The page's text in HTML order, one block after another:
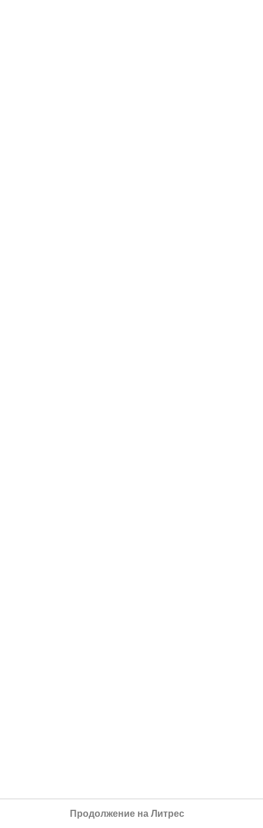
Продолжение на Литрес